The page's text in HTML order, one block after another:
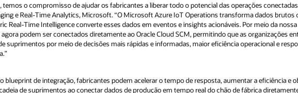
temos o compromisso de ajudar os fabricantes a liberar todo o potencial das operações
e Real-Time Analytics, Microsoft. “O Microsoft Azure IoT Operations transforma dados brutos
Real-Time Intelligence converte esses dados em eventos e insights acionáveis. Por meio da
podem ser conectados diretamente ao Oracle Cloud SCM, permitindo que as organizações
suprimentos por meio de decisões mais rápidas e informadas, maior eficiência operacional e
blueprint de integração, fabricantes podem acelerar o tempo de resposta, aumentar a eficiência e
de suprimentos ao conectar dados de produção em tempo real do chão de fábrica